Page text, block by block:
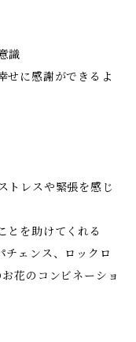
識
せに感謝ができるよ
トレスや緊張を感じ
とを助けてくれる
チェンス、ロックロ
花のコンビネーショ